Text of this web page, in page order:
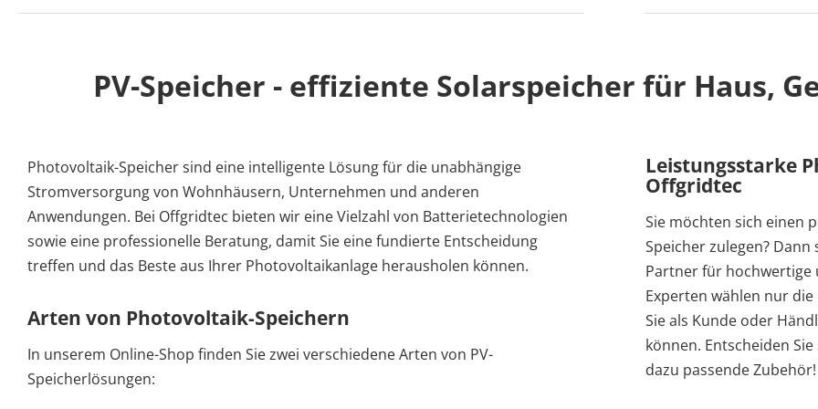
PV-Speicher - effiziente Solarspeicher für Haus,
Photovoltaik-Speicher sind eine intelligente Lösung für die unabhängige
Stromversorgung von Wohnhäusern, Unternehmen und anderen
Anwendungen. Bei Offgridtec bieten wir eine Vielzahl von Batterietechnologien
sowie eine professionelle Beratung, damit Sie eine fundierte Entscheidung
treffen und das Beste aus Ihrer Photovoltaikanlage herausholen können.
Arten von Photovoltaik-Speichern
In unserem Online-Shop finden Sie zwei verschiedene Arten von PV-
Speicherlösungen:
Leistungsstarke
Offgridtec
Sie möchten sich einen
Speicher zulegen?
Partner für hochwertige
Experten wählen nur
Sie als Kunde oder
können. Entscheiden
dazu passende Zubehör!